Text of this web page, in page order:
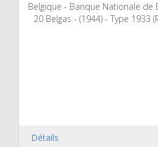
Belgique - Banque Nationale de
20 Belgas - (1944) - Type 1933
Détails